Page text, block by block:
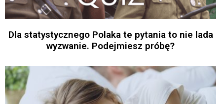
Dla statystycznego Polaka te pytania to nie lada
wyzwanie. Podejmiesz próbę?